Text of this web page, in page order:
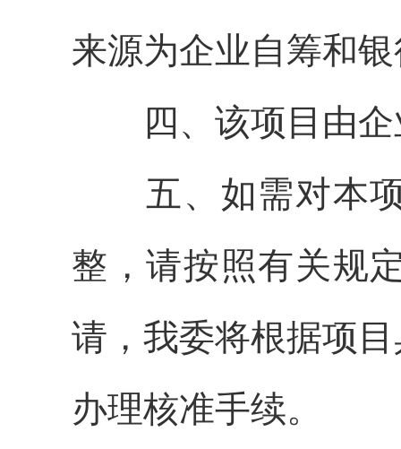
来源为企业自筹和
四、 该项目由
五、 如需对本
整，请按照有关规
请，我委将根据项
办理核准手续。